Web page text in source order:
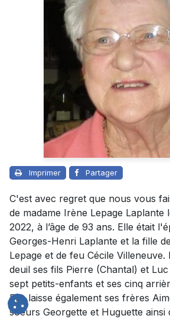
Imprimer Partager
C'est avec regret que nous vous
de madame Irène Lepage Laplante
2022, à l’âge de 93 ans. Elle était
Georges-Henri Laplante et la fille
Lepage et de feu Cécile Villeneuve.
deuil ses fils Pierre (Chantal) et
sept petits-enfants et ses cinq
Elle laisse également ses frères
soeurs Georgette et Huguette ainsi